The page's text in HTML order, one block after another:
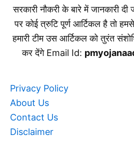
सरकारी नौकरी के बारे में जानकारी
पर कोई त्रुटि पूर्ण आर्टिकल है तो
हमारी टीम उस आर्टिकल को तुरंत
कर देंगे Email Id:
Privacy Policy
About Us
Contact Us
Disclaimer